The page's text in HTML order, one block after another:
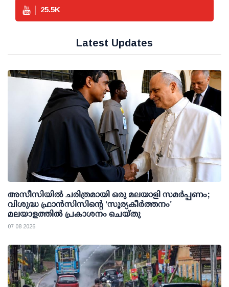
25.5K
Latest Updates
അസീസിയിൽ ചരിത്രമായി ഒരു മലയാളി സമർപ്പണം;
വിശുദ്ധ ഫ്രാൻസിസിന്റെ ‘സൂര്യകീർത്തനം’
മലയാളത്തിൽ പ്രകാശനം ചെയ്തു
07 08 2026